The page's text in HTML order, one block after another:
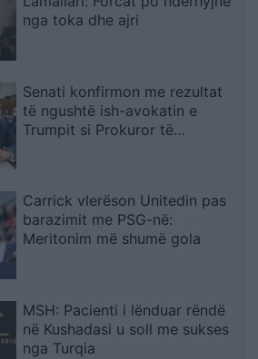
nga toka dhe ajri
Senati konfirmon me rezultat
të ngushtë ish-avokatin e
Trumpit si Prokuror të
Carrick vlerëson Unitedin pas
barazimit me PSG-në:
Meritonim më shumë gola
MSH: Pacienti i lënduar rëndë
në Kushadasi u soll me sukses
nga Turqia